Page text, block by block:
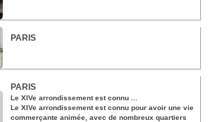
PARIS
PARIS
Le XIVe arrondissement est connu ...
Le XIVe arrondissement est connu pour avoir une vie
commerçante animée, avec de nombreux quartiers